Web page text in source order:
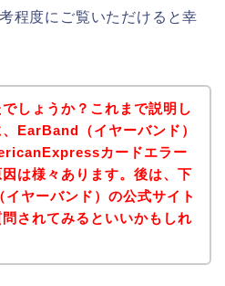
程度にご覧いただけると幸
しょうか？これまで説明し
EarBand（イヤーバンド）
カードエラー
は様々あります。後は、下
ヤーバンド）の公式サイト
されてみるといいかもしれ